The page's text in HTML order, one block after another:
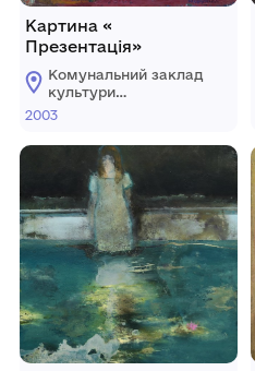
Картина «
Презентація»
Комунальний заклад
культури
"Хмельницький
музей"
2003